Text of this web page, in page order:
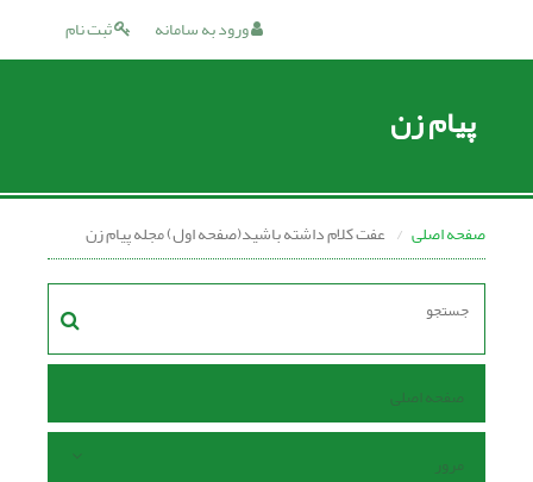
ثبت نام ورود به سامانه
پیام زن
صفحه اصلی عفت کلام داشته باشید(صفحه اول) مجله پیام زن
صفحه اصلی
مرور